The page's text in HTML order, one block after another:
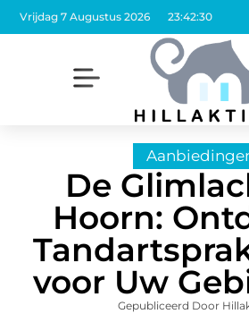
Vrijdag 7 Augustus 2026 23:42:32
De
Hoorn:
voor Uw
Gepubliceerd Door